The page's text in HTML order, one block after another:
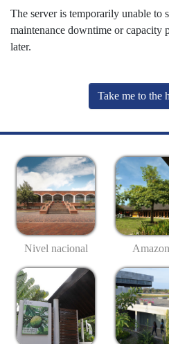
The server is temporarily unable to
maintenance downtime or capacity
later.
Take me to the
Nivel nacional